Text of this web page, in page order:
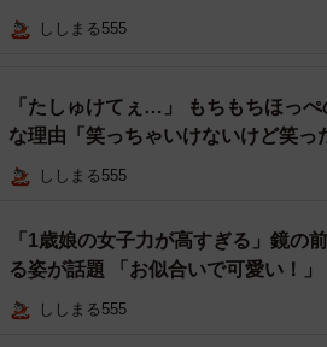
るうーちゃんは、嬉しそうに周り
ます。ベビーカーが止まると、「終
んちゃんを見つめるうーちゃんで
ししまる555
「たしゅけてぇ…」 もちもちほっ
な理由「笑っちゃいけないけど笑っ
ししまる555
「1歳娘の女子力が高すぎる」鏡の
る姿が話題 「お似合いで可愛い！」
ししまる555